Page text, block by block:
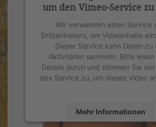
um den Vimeo-Service
Wir verwenden einen Service
Drittanbieters, um Videoinhalte
Dieser Service kann Daten zu
Aktivitäten sammeln. Bitte lesen
Details durch und stimmen Sie
des Service zu, um dieses Video
Mehr Informationen